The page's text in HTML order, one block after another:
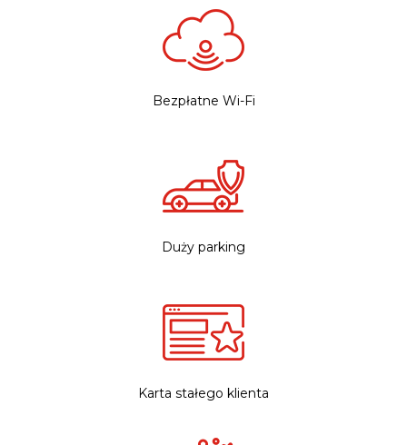
Bezpłatne Wi-Fi
Duży parking
Karta stałego klienta